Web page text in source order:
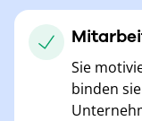
Sie
binden